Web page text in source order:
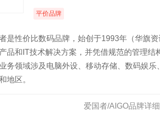
平价品牌
是性价比数码品牌，始创于1993年（华旗
品和IT技术解决方案，并凭借规范的管理
务领域涉及电脑外设、移动存储、数码娱
地区。
爱国者/AIGO品牌详